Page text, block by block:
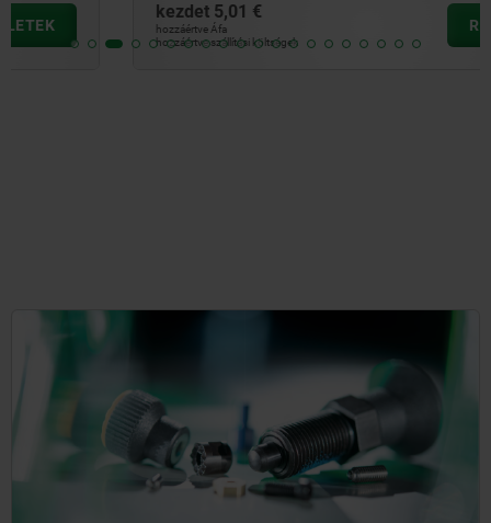
kezdet
hozzáértve Áfa
hozzáértve szállítási költségek